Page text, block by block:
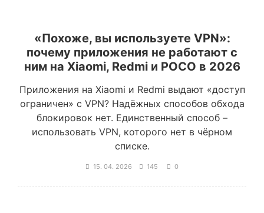
«Похоже, вы используете VPN»:
почему приложения не работают с
ним на Xiaomi, Redmi и POCO в 2026
Приложения на Xiaomi и Redmi выдают «доступ
ограничен» с VPN? Надёжных способов обхода
блокировок нет. Единственный способ –
использовать VPN, которого нет в чёрном
списке.
15. 04. 2026 145 0